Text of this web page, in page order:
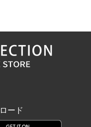
ード